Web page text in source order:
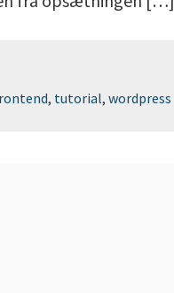
, tutorial, wordpress